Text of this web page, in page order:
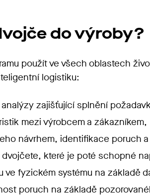
do výroby?
použít ve všech oblastech
logistiku:
zajišťující splnění
mezi výrobcem a zákazníkem,
návrhem, identifikace poruch
které je poté schopné
fyzickém systému na základě
poruch na základě